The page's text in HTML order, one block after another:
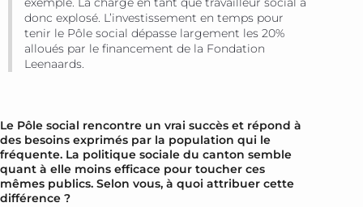
donc explosé. L’investissement en temps pour
tenir le Pôle social dépasse largement les 20%
alloués par le financement de la Fondation
Leenaards.
Le Pôle social rencontre un vrai succès et répond à
des besoins exprimés par la population qui le
fréquente. La politique sociale du canton semble
quant à elle moins efficace pour toucher ces
mêmes publics. Selon vous, à quoi attribuer cette
différence ?